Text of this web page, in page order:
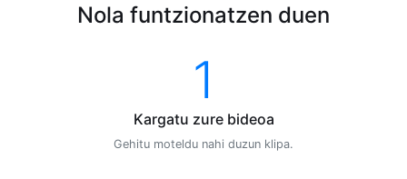
Nola funtzionatzen duen
1
Kargatu zure bideoa
Gehitu moteldu nahi duzun klipa.